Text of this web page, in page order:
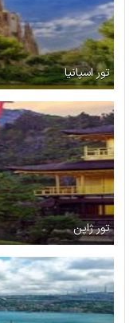
تور اسپانیا
تور ژاپن